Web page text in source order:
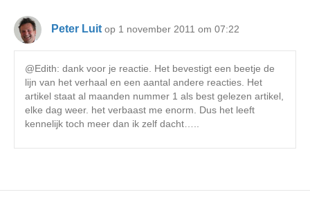
Peter Luit op 1 november 2011 om 07:22
@Edith: dank voor je reactie. Het bevestigt een beetje de
lijn van het verhaal en een aantal andere reacties. Het
artikel staat al maanden nummer 1 als best gelezen artikel,
elke dag weer. het verbaast me enorm. Dus het leeft
kennelijk toch meer dan ik zelf dacht…..